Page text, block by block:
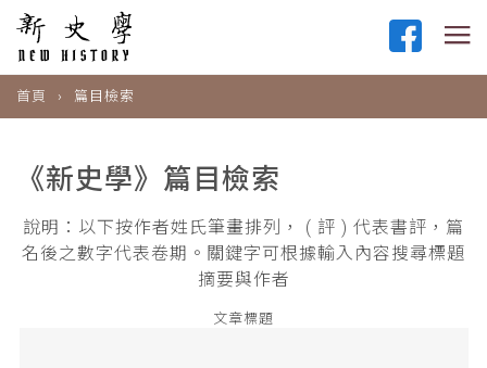
首頁 篇目檢索
《新史學》篇目檢索
說明：以下按作者姓氏筆畫排列， ( 評 ) 代表書評，篇
名後之數字代表卷期。關鍵字可根據輸入內容搜尋標題
摘要與作者
文章標題